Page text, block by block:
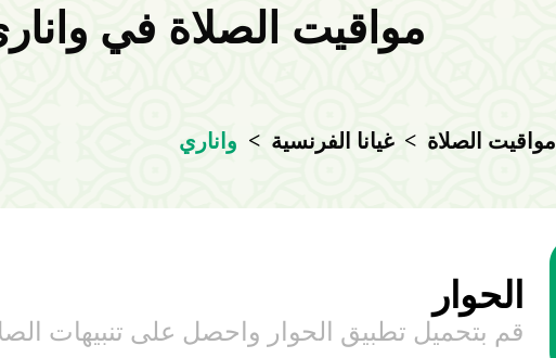
مواقيت الصلاة في
مواقيت الصلاة > غيانا الفرنسية > واناري
الحوار
قم بتحميل تطبيق الحوار واحصل على تنبيهات